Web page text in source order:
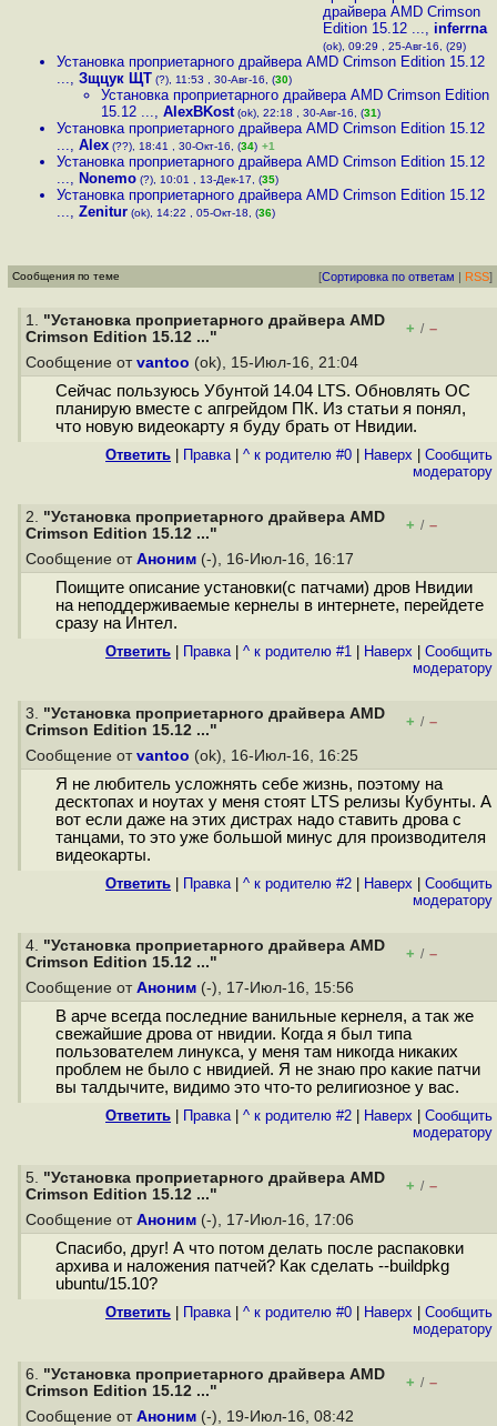
драйвера AMD Crimson
Edition 15.12 ..., inferrna
(ok), 09:29 , 25-Авг-16, (29)
Установка проприетарного драйвера AMD Crimson Edition 15.12
..., Зщцук ЩТ (?), 11:53 , 30-Авг-16, (30)
Установка проприетарного драйвера AMD Crimson Edition
15.12 ..., AlexBKost (ok), 22:18 , 30-Авг-16, (31)
Установка проприетарного драйвера AMD Crimson Edition 15.12
..., Alex (??), 18:41 , 30-Окт-16, (34) +1
Установка проприетарного драйвера AMD Crimson Edition 15.12
..., Nonemo (?), 10:01 , 13-Дек-17, (35)
Установка проприетарного драйвера AMD Crimson Edition 15.12
..., Zenitur (ok), 14:22 , 05-Окт-18, (36)
Сообщения по теме [Сортировка по ответам | RSS]
1. "Установка проприетарного драйвера AMD
Crimson Edition 15.12 ..."
+ / –
Сообщение от vantoo (ok), 15-Июл-16, 21:04
Сейчас пользуюсь Убунтой 14.04 LTS. Обновлять ОС
планирую вместе с апгрейдом ПК. Из статьи я понял,
что новую видеокарту я буду брать от Нвидии.
Ответить Правка| ^ к родителю #0 Наверх
Cообщить
модератору
2. "Установка проприетарного драйвера AMD
Crimson Edition 15.12 ..."
+ / –
Сообщение от Аноним (-), 16-Июл-16, 16:17
Поищите описание установки(с патчами) дров Нвидии
на неподдерживаемые кернелы в интернете, перейдете
сразу на Интел.
Ответить Правка| ^ к родителю #1 Наверх
Cообщить
модератору
3. "Установка проприетарного драйвера AMD
Crimson Edition 15.12 ..."
+ / –
Сообщение от vantoo (ok), 16-Июл-16, 16:25
Я не любитель усложнять себе жизнь, поэтому на
десктопах и ноутах у меня стоят LTS релизы Кубунты. А
вот если даже на этих дистрах надо ставить дрова с
танцами, то это уже большой минус для производителя
видеокарты.
Ответить Правка| ^ к родителю #2 Наверх
Cообщить
модератору
4. "Установка проприетарного драйвера AMD
Crimson Edition 15.12 ..."
+ / –
Сообщение от Аноним (-), 17-Июл-16, 15:56
В арче всегда последние ванильные кернеля, а так же
свежайшие дрова от нвидии. Когда я был типа
пользователем линукса, у меня там никогда никаких
проблем не было с нвидией. Я не знаю про какие патчи
вы талдычите, видимо это что-то религиозное у вас.
Ответить Правка| ^ к родителю #2 Наверх
Cообщить
модератору
5. "Установка проприетарного драйвера AMD
Crimson Edition 15.12 ..."
+ / –
Сообщение от Аноним (-), 17-Июл-16, 17:06
Спасибо, друг! А что потом делать после распаковки
архива и наложения патчей? Как сделать --buildpkg
ubuntu/15.10?
Ответить Правка| ^ к родителю #0 Наверх
Cообщить
модератору
6. "Установка проприетарного драйвера AMD
Crimson Edition 15.12 ..."
+ / –
Сообщение от Аноним (-), 19-Июл-16, 08:42